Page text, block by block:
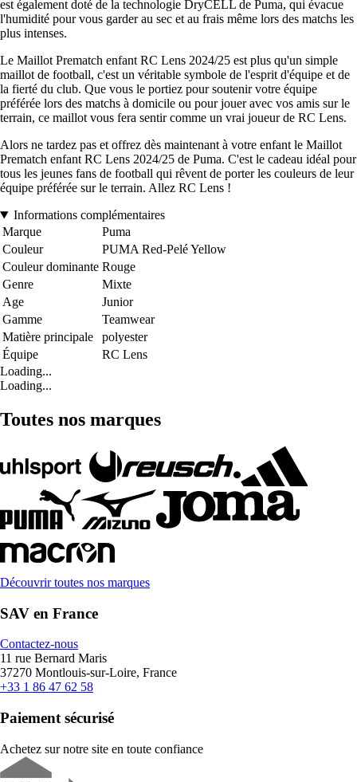
est également doté de la technologie DryCELL de Puma, qui évacue
l'humidité pour vous garder au sec et au frais même lors des matchs les
plus intenses.
Le Maillot Prematch enfant RC Lens 2024/25 est plus qu'un simple
maillot de football, c'est un véritable symbole de l'esprit d'équipe et de
la fierté du club. Que vous le portiez pour soutenir votre équipe
préférée lors des matchs à domicile ou pour jouer avec vos amis sur le
terrain, ce maillot vous fera sentir comme un vrai joueur de RC Lens.
Alors ne tardez pas et offrez dès maintenant à votre enfant le Maillot
Prematch enfant RC Lens 2024/25 de Puma. C'est le cadeau idéal pour
tous les jeunes fans de football qui rêvent de porter les couleurs de leur
équipe préférée sur le terrain. Allez RC Lens !
Informations complémentaires
Marque
Puma
Couleur
PUMA Red-Pelé Yellow
Couleur dominante Rouge
Genre
Mixte
Age
Junior
Gamme
Teamwear
Matière principale
polyester
Équipe
RC Lens
Loading...
Loading...
Toutes nos marques
Découvrir toutes nos marques
SAV en France
Contactez-nous
11 rue Bernard Maris
37270 Montlouis-sur-Loire, France
+33 1 86 47 62 58
Paiement sécurisé
Achetez sur notre site en toute confiance